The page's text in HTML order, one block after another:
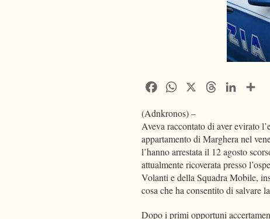
FacebookWhatsApp ThreadsLinkedIn
(Adnkronos) –
Aveva raccontato di aver evirato
appartamento di Marghera nel
l’hanno arrestata il 12 agosto
attualmente ricoverata presso
Volanti e della Squadra Mobile,
cosa che ha consentito di salvare
Dopo i primi opportuni